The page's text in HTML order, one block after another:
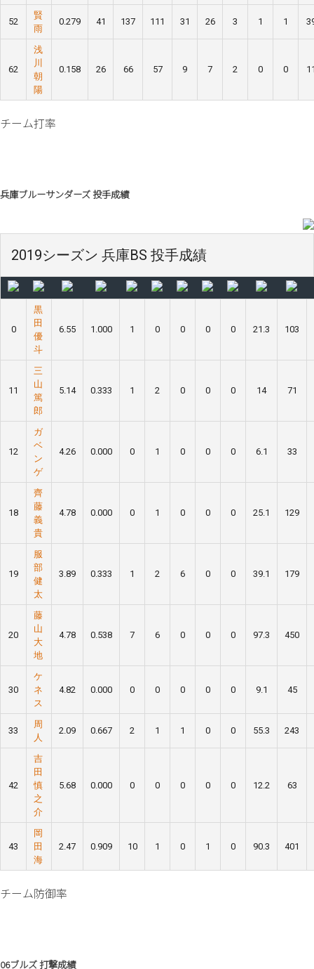
52
賢
雨
0.279 41 137 111 31 26 3 1 1
62
浅
川
朝
陽
0.158 26 66 57 9 7 2 0 0
チーム打率
兵庫ブルーサンダーズ 投手成績
2019シーズン 兵庫BS 投手成績
0
黒
田
優
斗
6.55 1.000 1 0 0 0 0 21.3 103
11
三
山
篤
郎
5.14 0.333 1 2 0 0 0 14 71
12
ガ
ベ
ン
ゲ
4.26 0.000 0 1 0 0 0 6.1 33
18
齊
藤
義
貴
4.78 0.000 0 1 0 0 0 25.1 129
19
服
部
健
太
3.89 0.333 1 2 6 0 0 39.1 179
20
藤
山
大
地
4.78 0.538 7 6 0 0 0 97.3 450
30
ケ
ネ
ス
4.82 0.000 0 0 0 0 0 9.1 45
33
周
人
2.09 0.667 2 1 1 0 0 55.3 243
42
吉
田
慎
之
介
5.68 0.000 0 0 0 0 0 12.2 63
43
岡
田
海
2.47 0.909 10 1 0 1 0 90.3 401
チーム防御率
06ブルズ 打撃成績